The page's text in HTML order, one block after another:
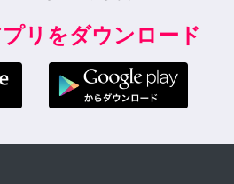
リをダウンロード